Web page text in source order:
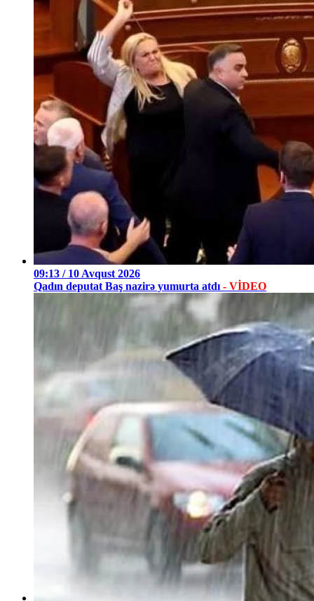
09:13 / 10 Avqust 2026
Qadın deputat Baş nazirə yumurta atdı - VİDEO